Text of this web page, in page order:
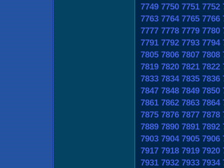
7749 7750 7751 7752
7763 7764 7765 7766
7777 7778 7779 7780
7791 7792 7793 7794
7805 7806 7807 7808
7819 7820 7821 7822
7833 7834 7835 7836
7847 7848 7849 7850
7861 7862 7863 7864
7875 7876 7877 7878
7889 7890 7891 7892
7903 7904 7905 7906
7917 7918 7919 7920
7931 7932 7933 7934